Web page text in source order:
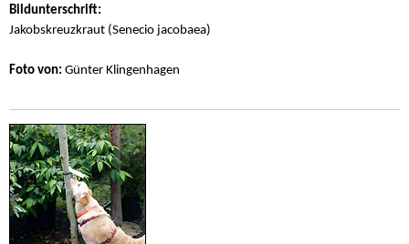
Bildunterschrift:
Jakobskreuzkraut (Senecio jacobaea)
Foto von: Günter Klingenhagen